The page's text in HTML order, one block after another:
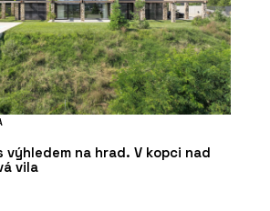
výhledem na hrad. V kopci nad
vila